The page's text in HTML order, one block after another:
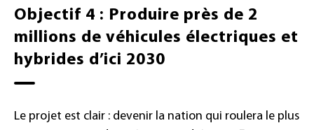
Objectif 4 : Produire près de 2
millions de véhicules électriques et
hybrides d’ici 2030
Le projet est clair : devenir la nation qui roulera le plus